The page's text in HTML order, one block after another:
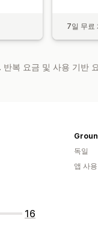
7일 무료
복 요금 및 사용 기반
16
독일
앱 사